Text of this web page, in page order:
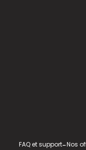
FAQ et support-Nos